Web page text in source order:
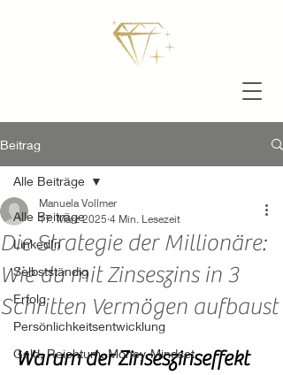
Beitrag
Alle Beiträge
LinkedIn
Selbstständig
Erfolg
Persönlichkeitsentwicklung
Geld, Reichtum, Money-Mindset
Alle Beiträge
Die Strategie der Millionäre:
Wie du mit Zinseszins in 3
Schritten Vermögen aufbaust
Manuela Vollmer
17. März 2025 4 Min. Lesezeit
Warum der Zinseszinseffekt